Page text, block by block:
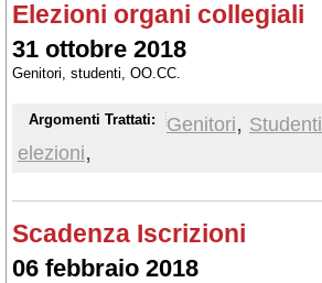
Elezioni organi collegiali
31 ottobre 2018
Genitori, studenti, OO.CC.
Argomenti Trattati: Genitori, Studenti
elezioni,
Scadenza Iscrizioni
06 febbraio 2018